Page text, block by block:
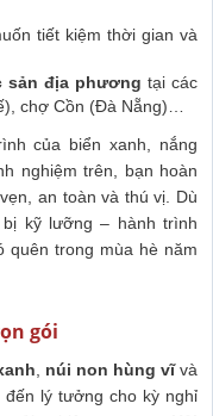
tiết kiệm thời gian và
sản địa phương tại các
chợ Cồn (Đà Nẵng)…
của biển xanh, nắng
nghiệm trên, bạn hoàn
an toàn và thú vị. Dù
kỹ lưỡng – hành trình
quên trong mùa hè năm
gói
, núi non hùng vĩvà
lý tưởng cho kỳ nghỉ